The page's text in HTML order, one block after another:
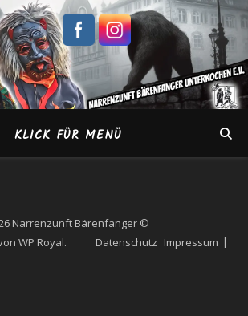
KLICK FÜR MENÜ
Narrenzunft Bärenfanger ©
Datenschutz Impressum
WP Royal.